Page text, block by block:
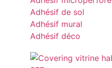
Adhésif de sol
Adhésif mural
Adhésif déco